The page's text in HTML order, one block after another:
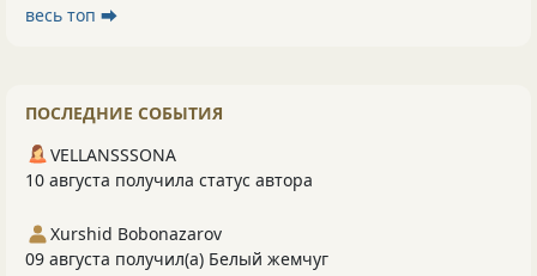
весь топ ⮕
ПОСЛЕДНИЕ СОБЫТИЯ
VELLANSSSONA
10 августа получила статус автора
Xurshid Bobonazarov
09 августа получил(а) Белый жемчуг